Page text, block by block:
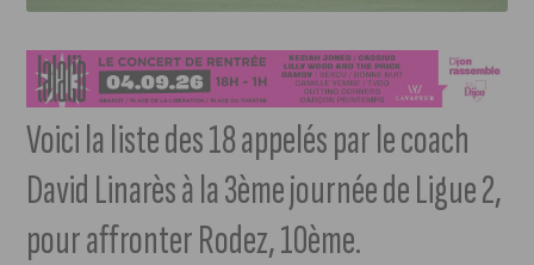
Voici la liste des 18 appelés par le coach
David Linarès à la 3ème journée de Ligue 2,
pour affronter Rodez, 10ème.